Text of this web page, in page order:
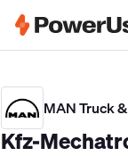
MAN Truck
Kfz-